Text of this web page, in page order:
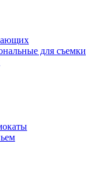
для съемки